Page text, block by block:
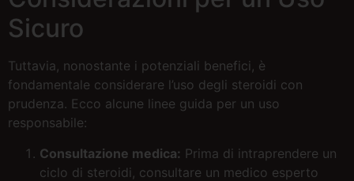
Sicuro
Tuttavia, nonostante i potenziali benefici, è
fondamentale considerare l’uso degli steroidi con
prudenza. Ecco alcune linee guida per un uso
responsabile:
Consultazione medica: Prima di intraprendere un
ciclo di steroidi, consultare un medico esperto